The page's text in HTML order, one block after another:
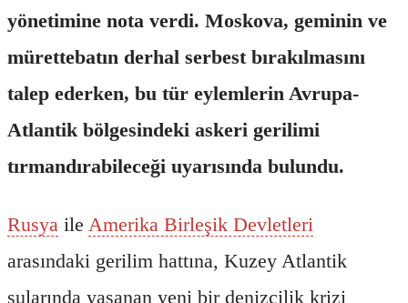
yönetimine nota verdi. Moskova, geminin ve
mürettebatın derhal serbest bırakılmasını
talep ederken, bu tür eylemlerin Avrupa-
Atlantik bölgesindeki askeri gerilimi
tırmandırabileceği uyarısında bulundu.
Rusya ile Amerika Birleşik Devletleri
arasındaki gerilim hattına, Kuzey Atlantik
sularında yaşanan yeni bir denizcilik krizi